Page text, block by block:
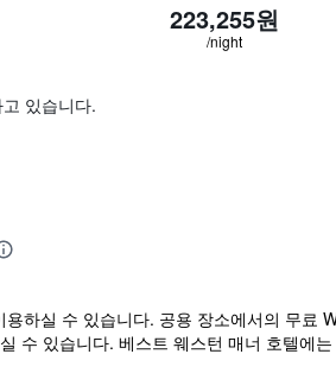
223,255원
/night
있습니다.
하실 수 있습니다. 공용 장소에서의 무료
수 있습니다. 베스트 웨스턴 매너 호텔에